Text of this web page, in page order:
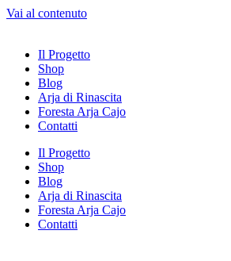
Vai al contenuto
Il Progetto
Shop
Blog
Arja di Rinascita
Foresta Arja Cajo
Contatti
Il Progetto
Shop
Blog
Arja di Rinascita
Foresta Arja Cajo
Contatti